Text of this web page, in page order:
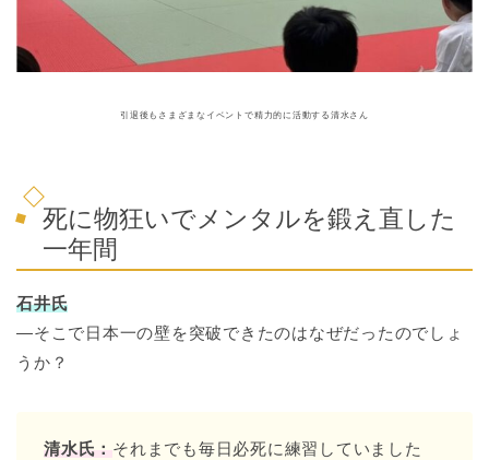
引退後もさまざまなイベントで精力的に活動する清水さん
死に物狂いでメンタルを鍛え直した
一年間
石井氏
―そこで日本一の壁を突破できたのはなぜだったのでしょ
うか？
清水氏： それまでも毎日必死に練習していました